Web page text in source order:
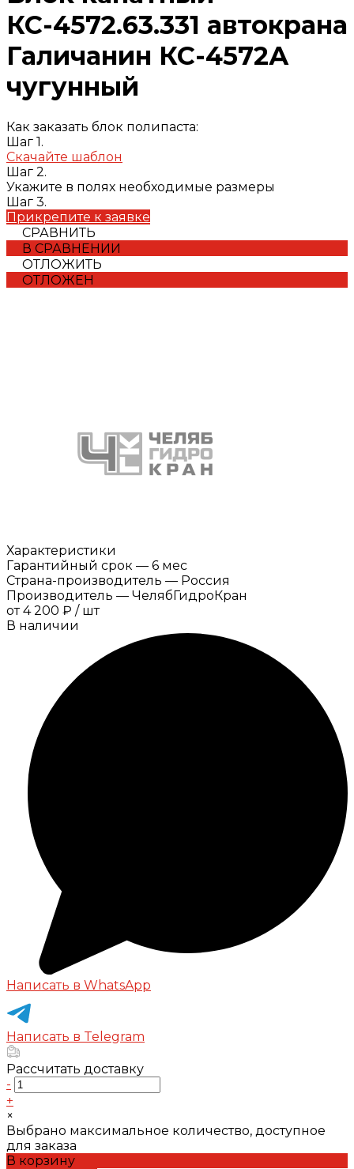
КС-4572.63.331 автокрана
Галичанин КС-4572А
чугунный
Как заказать блок полипаста:
Шаг 1.
Скачайте шаблон
Шаг 2.
Укажите в полях необходимые размеры
Шаг 3.
Прикрепите к заявке
СРАВНИТЬ
В СРАВНЕНИИ
ОТЛОЖИТЬ
ОТЛОЖЕН
Характеристики
Гарантийный срок — 6 мес
Страна-производитель — Россия
Производитель — ЧелябГидроКран
от 4 200 ₽ / шт
В наличии
Написать в WhatsApp
Написать в Telegram
Рассчитать доставку
-
+
×
Выбрано максимальное количество, доступное
для заказа
В корзину